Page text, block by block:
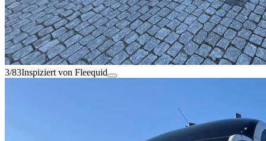
3/83Inspiziert von Fleequid